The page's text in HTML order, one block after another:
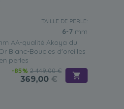
TAILLE DE PERLE:
6-7 mm
AA-qualité Akoya du
Blanc-Boucles d'oreilles
en perles
-85% 2 449,00 €
369,00 €